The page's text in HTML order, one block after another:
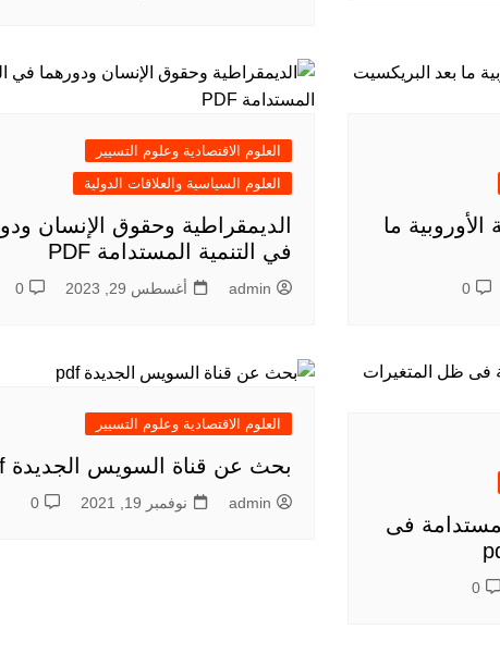
الأوروبية ما
0
العلوم الاقتصادية وعلوم التسيير
العلوم السياسية والعلاقات الدولية
الديمقراطية وحقوق الإنسان
في التنمية المستدامة PDF
admin أغسطس 29, 2023 0
فى
0
العلوم الاقتصادية وعلوم التسيير
بحث عن قناة السويس الجديدة pdf
admin نوفمبر 19, 2021 0